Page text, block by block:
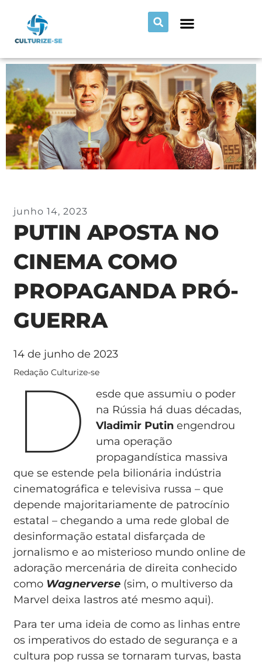
junho 14, 2023
PUTIN APOSTA NO
CINEMA COMO
PROPAGANDA PRÓ-
GUERRA
14 de junho de 2023
Redação Culturize-se
D
esde que assumiu o poder
na Rússia há duas décadas,
Vladimir Putinengendrou
uma operação
propagandística massiva
que se estende pela bilionária indústria
cinematográfica e televisiva russa – que
depende majoritariamente de patrocínio
estatal – chegando a uma rede global de
desinformação estatal disfarçada de
jornalismo e ao misterioso mundo online de
adoração mercenária de direita conhecido
como Wagnerverse (sim, o multiverso da
Marvel deixa lastros até mesmo aqui).
Para ter uma ideia de como as linhas entre
os imperativos do estado de segurança e a
cultura pop russa se tornaram turvas, basta